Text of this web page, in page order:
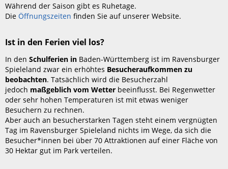
Während der Saison gibt es Ruhetage.
DieÖffnungszeiten finden Sie auf unserer Website.
Ist in den Ferien viel los?
In denSchulferien in Baden-Württemberg ist im Ravensburger
Spieleland zwar ein erhöhtes Besucheraufkommen zu
beobachten. Tatsächlich wird die Besucherzahl
jedoch maßgeblich vom Wetter beeinflusst. Bei Regenwetter
oder sehr hohen Temperaturen ist mit etwas weniger
Besuchern zu rechnen.
Aber auch an besucherstarken Tagen steht einem vergnügten
Tag im Ravensburger Spieleland nichts im Wege, da sich die
Besucher*innen bei über 70 Attraktionen auf einer Fläche von
30 Hektar gut im Park verteilen.